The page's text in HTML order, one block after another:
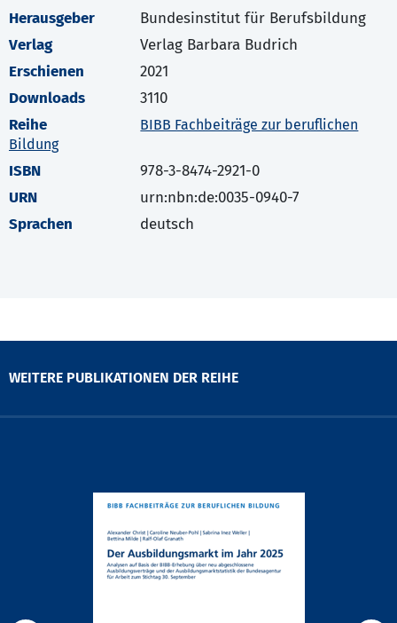
Herausgeber
Bundesinstitut für Berufsbildung
Verlag
Verlag Barbara Budrich
Erschienen
2021
Downloads
3110
Reihe
BIBB Fachbeiträge zur beruflichen
Bildung
ISBN
978-3-8474-2921-0
URN
urn:nbn:de:0035-0940-7
Sprachen
deutsch
WEITERE PUBLIKATIONEN DER REIHE